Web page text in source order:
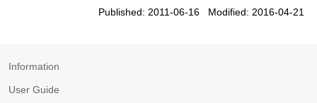
Published: 2011-06-16 Modified: 2016-04-21
Information
User Guide